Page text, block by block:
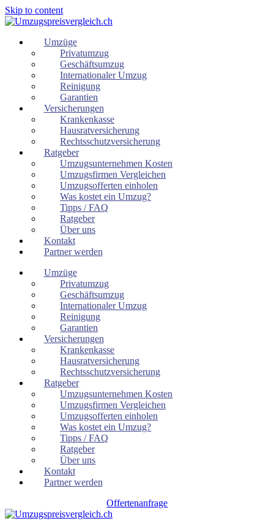
Skip to content
Umzüge
Privatumzug
Geschäftsumzug
Internationaler Umzug
Reinigung
Garantien
Versicherungen
Krankenkasse
Hausratversicherung
Rechtsschutzversicherung
Ratgeber
Umzugsunternehmen Kosten
Umzugsfirmen Vergleichen
Umzugsofferten einholen
Was kostet ein Umzug?
Tipps / FAQ
Ratgeber
Über uns
Kontakt
Partner werden
Umzüge
Privatumzug
Geschäftsumzug
Internationaler Umzug
Reinigung
Garantien
Versicherungen
Krankenkasse
Hausratversicherung
Rechtsschutzversicherung
Ratgeber
Umzugsunternehmen Kosten
Umzugsfirmen Vergleichen
Umzugsofferten einholen
Was kostet ein Umzug?
Tipps / FAQ
Ratgeber
Über uns
Kontakt
Partner werden
Offertenanfrage